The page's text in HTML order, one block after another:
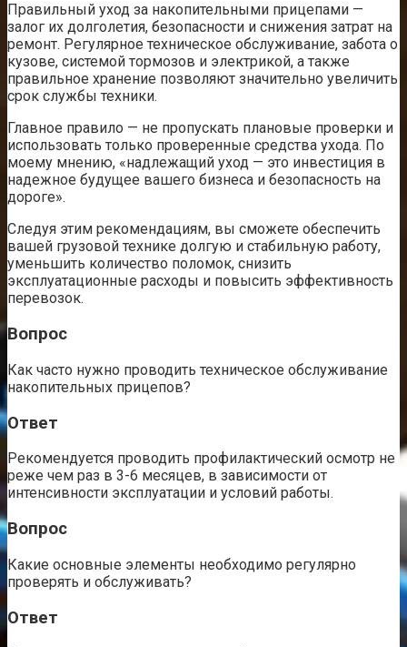
Правильный уход за накопительными прицепами —
залог их долголетия, безопасности и снижения затрат на
ремонт. Регулярное техническое обслуживание, забота о
кузове, системой тормозов и электрикой, а также
правильное хранение позволяют значительно увеличить
срок службы техники.
Главное правило — не пропускать плановые проверки и
использовать только проверенные средства ухода. По
моему мнению, «надлежащий уход — это инвестиция в
надежное будущее вашего бизнеса и безопасность на
дороге».
Следуя этим рекомендациям, вы сможете обеспечить
вашей грузовой технике долгую и стабильную работу,
уменьшить количество поломок, снизить
эксплуатационные расходы и повысить эффективность
перевозок.
Вопрос
Как часто нужно проводить техническое обслуживание
накопительных прицепов?
Ответ
Рекомендуется проводить профилактический осмотр не
реже чем раз в 3-6 месяцев, в зависимости от
интенсивности эксплуатации и условий работы.
Вопрос
Какие основные элементы необходимо регулярно
проверять и обслуживать?
Ответ